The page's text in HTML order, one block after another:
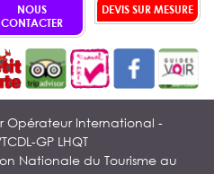
NOUS
CONTACTER
DEVIS SUR MESURE
Opérateur International -
GP LHQT
Nationale du Tourisme au